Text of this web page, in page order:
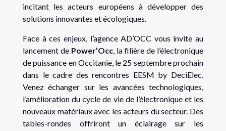
incitant les acteurs européens à développer des
solutions innovantes et écologiques.
Face à ces enjeux, l’agence AD’OCC vous invite au
lancement de Power’Occ, la filière de l’électronique
de puissance en Occitanie, le 25 septembre prochain
dans le cadre des rencontres EESM by DeciElec.
Venez échanger sur les avancées technologiques,
l’amélioration du cycle de vie de l’électronique et les
nouveaux matériaux avec les acteurs du secteur. Des
tables-rondes offriront un éclairage sur les